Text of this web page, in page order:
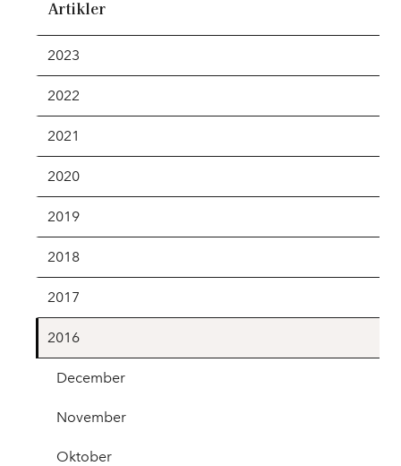
Artikler
2023
2022
2021
2020
2019
2018
2017
2016
December
November
Oktober